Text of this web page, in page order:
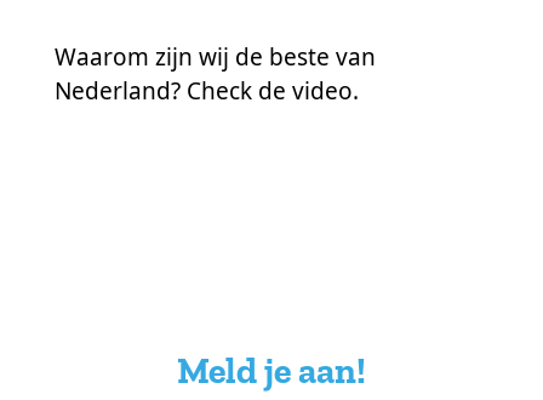
Waarom zijn wij de beste van
Nederland? Check de video.
Meld je aan!